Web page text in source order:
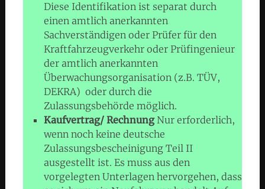
Diese Identifikation ist separat durch
einen amtlich anerkannten
Sachverständigen oder Prüfer für den
Kraftfahrzeugverkehr oder Prüfingenieur
der amtlich anerkannten
Überwachungsorganisation (z.B. TÜV,
DEKRA) oder durch die
Zulassungsbehörde möglich.
Kaufvertrag/ Rechnung Nur erforderlich,
wenn noch keine deutsche
Zulassungsbescheinigung Teil II
ausgestellt ist. Es muss aus den
vorgelegten Unterlagen hervorgehen, dass